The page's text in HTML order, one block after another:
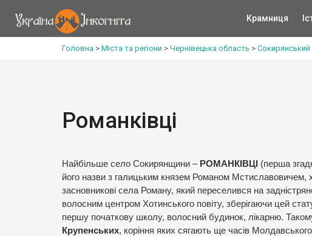
Крамниця
Головна > Міста та регіони > Чернівецька область > Сокирянський
Романківці
Найбільше село Сокирянщини – РОМАНКІВЦІ (перша
його назви з галицьким князем Романом Мстиславовичем,
засновникові села Роману, який переселився на
волосним центром Хотинського повіту, зберігаючи цей
першу початкову школу, волосний будинок, лікарню.
Крупенських, коріння яких сягають ще часів